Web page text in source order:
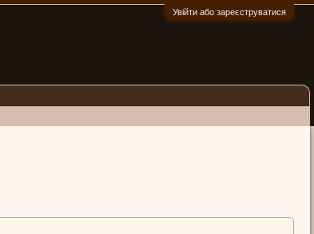
Увійти або зареєструватися